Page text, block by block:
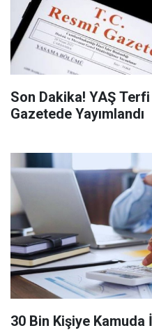
Son Dakika! YAŞ
Gazetede Yayımlandı
​30 Bin Kişiye Kamuda